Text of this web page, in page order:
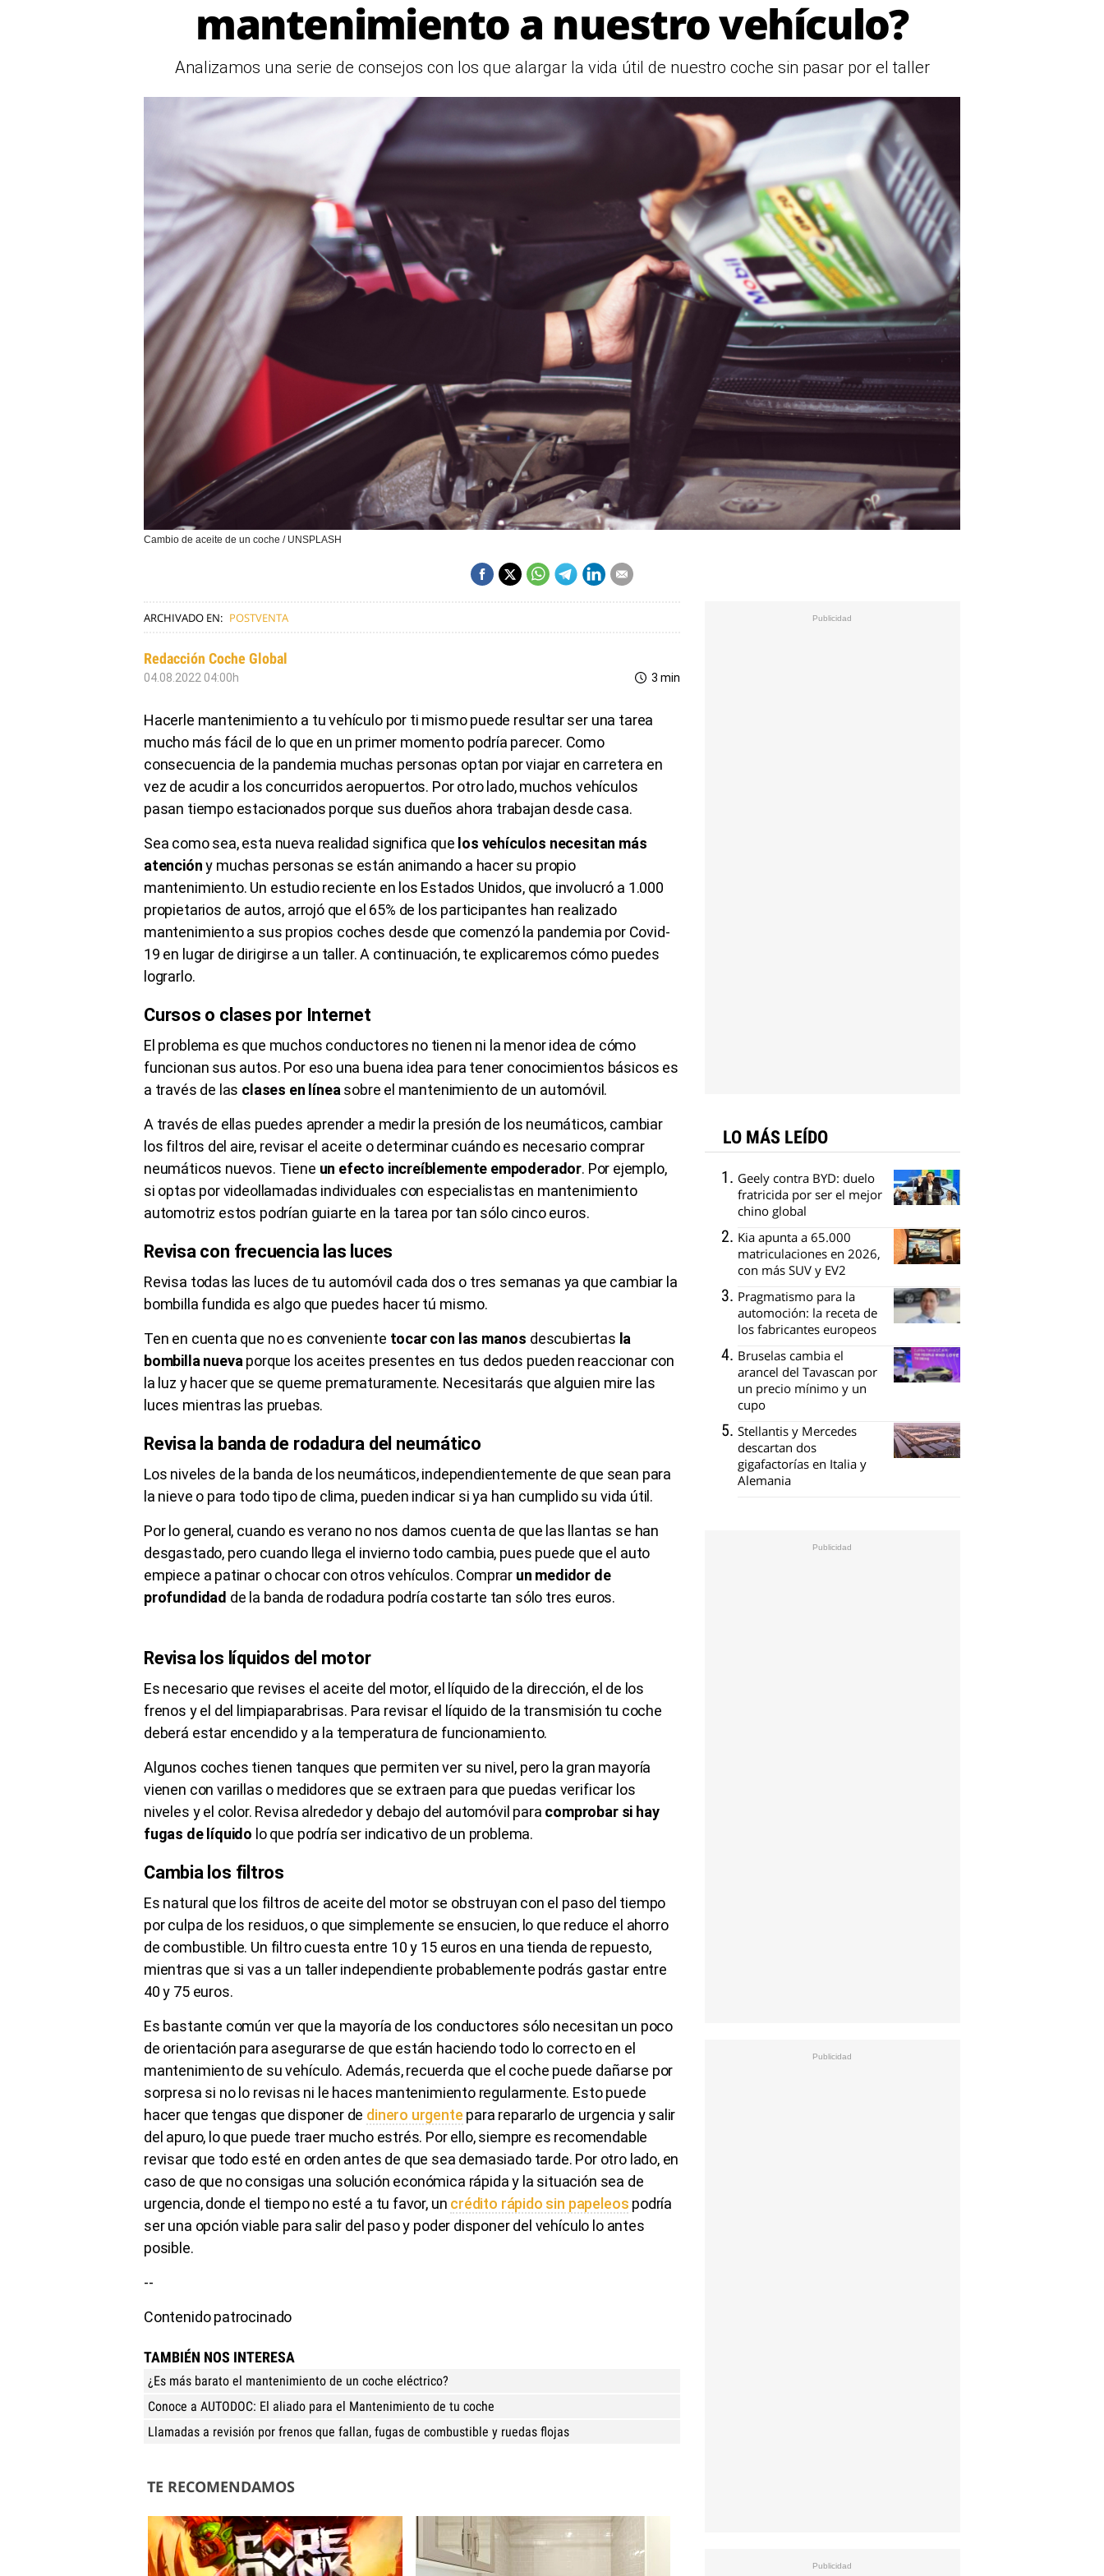
mantenimiento a nuestro vehículo?
Analizamos una serie de consejos con los que alargar la vida útil de nuestro coche sin pasar por el taller
Cambio de aceite de un coche / UNSPLASH
ARCHIVADO EN: POSTVENTA
Redacción Coche Global
04.08.2022 04:00h 3 min
Hacerle mantenimiento a tu vehículo por ti mismo puede resultar ser una tarea
mucho más fácil de lo que en un primer momento podría parecer. Como
consecuencia de la pandemia muchas personas optan por viajar en carretera en
vez de acudir a los concurridos aeropuertos. Por otro lado, muchos vehículos
pasan tiempo estacionados porque sus dueños ahora trabajan desde casa.
Sea como sea, esta nueva realidad significa que los vehículos necesitan más
atencióny muchas personas se están animando a hacer su propio
mantenimiento. Un estudio reciente en los Estados Unidos, que involucró a 1.000
propietarios de autos, arrojó que el 65% de los participantes han realizado
mantenimiento a sus propios coches desde que comenzó la pandemia por Covid-
19 en lugar de dirigirse a un taller. A continuación, te explicaremos cómo puedes
lograrlo.
Cursos o clases por Internet
El problema es que muchos conductores no tienen ni la menor idea de cómo
funcionan sus autos. Por eso una buena idea para tener conocimientos básicos es
a través de las clases en línea sobre el mantenimiento de un automóvil.
A través de ellas puedes aprender a medir la presión de los neumáticos, cambiar
los filtros del aire, revisar el aceite o determinar cuándo es necesario comprar
neumáticos nuevos. Tiene un efecto increíblemente empoderador. Por ejemplo,
si optas por videollamadas individuales con especialistas en mantenimiento
automotriz estos podrían guiarte en la tarea por tan sólo cinco euros.
Revisa con frecuencia las luces
Revisa todas las luces de tu automóvil cada dos o tres semanas ya que cambiar la
bombilla fundida es algo que puedes hacer tú mismo.
Ten en cuenta que no es conveniente tocar con las manos descubiertas la
bombilla nueva porque los aceites presentes en tus dedos pueden reaccionar con
la luz y hacer que se queme prematuramente. Necesitarás que alguien mire las
luces mientras las pruebas.
Revisa la banda de rodadura del neumático
Los niveles de la banda de los neumáticos, independientemente de que sean para
la nieve o para todo tipo de clima, pueden indicar si ya han cumplido su vida útil.
Por lo general, cuando es verano no nos damos cuenta de que las llantas se han
desgastado, pero cuando llega el invierno todo cambia, pues puede que el auto
empiece a patinar o chocar con otros vehículos. Comprar un medidor de
profundidad de la banda de rodadura podría costarte tan sólo tres euros.
Revisa los líquidos del motor
Es necesario que revises el aceite del motor, el líquido de la dirección, el de los
frenos y el del limpiaparabrisas. Para revisar el líquido de la transmisión tu coche
deberá estar encendido y a la temperatura de funcionamiento.
Algunos coches tienen tanques que permiten ver su nivel, pero la gran mayoría
vienen con varillas o medidores que se extraen para que puedas verificar los
niveles y el color. Revisa alrededor y debajo del automóvil para comprobar si hay
fugas de líquido lo que podría ser indicativo de un problema.
Cambia los filtros
Es natural que los filtros de aceite del motor se obstruyan con el paso del tiempo
por culpa de los residuos, o que simplemente se ensucien, lo que reduce el ahorro
de combustible. Un filtro cuesta entre 10 y 15 euros en una tienda de repuesto,
mientras que si vas a un taller independiente probablemente podrás gastar entre
40 y 75 euros.
Es bastante común ver que la mayoría de los conductores sólo necesitan un poco
de orientación para asegurarse de que están haciendo todo lo correcto en el
mantenimiento de su vehículo. Además, recuerda que el coche puede dañarse por
sorpresa si no lo revisas ni le haces mantenimiento regularmente. Esto puede
hacer que tengas que disponer de dinero urgente para repararlo de urgencia y salir
del apuro, lo que puede traer mucho estrés. Por ello, siempre es recomendable
revisar que todo esté en orden antes de que sea demasiado tarde. Por otro lado, en
caso de que no consigas una solución económica rápida y la situación sea de
urgencia, donde el tiempo no esté a tu favor, un crédito rápido sin papeleos podría
ser una opción viable para salir del paso y poder disponer del vehículo lo antes
posible.
--
Contenido patrocinado
TAMBIÉN NOS INTERESA
¿Es más barato el mantenimiento de un coche eléctrico?
Conoce a AUTODOC: El aliado para el Mantenimiento de tu coche
Llamadas a revisión por frenos que fallan, fugas de combustible y ruedas flojas
TE RECOMENDAMOS
LO MÁS LEÍDO
Geely contra BYD: duelo
fratricida por ser el mejor
chino global
Kia apunta a 65.000
matriculaciones en 2026,
con más SUV y EV2
Pragmatismo para la
automoción: la receta de
los fabricantes europeos
Bruselas cambia el
arancel del Tavascan por
un precio mínimo y un
cupo
Stellantis y Mercedes
descartan dos
gigafactorías en Italia y
Alemania